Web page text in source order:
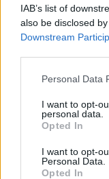
IAB’s list of
also be disclosed
Downstream
Please note that
not limited to your
grant or deny
use your data for
consent section.
Personal Data
I want to opt-
personal data.
Opted In
I want to opt-
Personal Data.
Opted In
kerékpárgyártás
Leállt a termelés a
anyavállalat fizetési
JNSZ megyei hírek